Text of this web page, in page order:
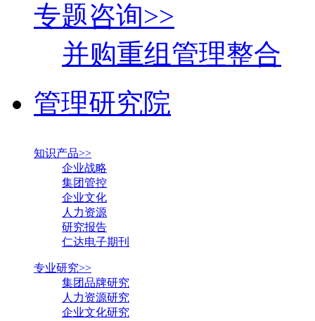
专题咨询>>
并购重组管理整合
管理研究院
知识产品>>
企业战略
集团管控
企业文化
人力资源
研究报告
仁达电子期刊
专业研究>>
集团品牌研究
人力资源研究
企业文化研究